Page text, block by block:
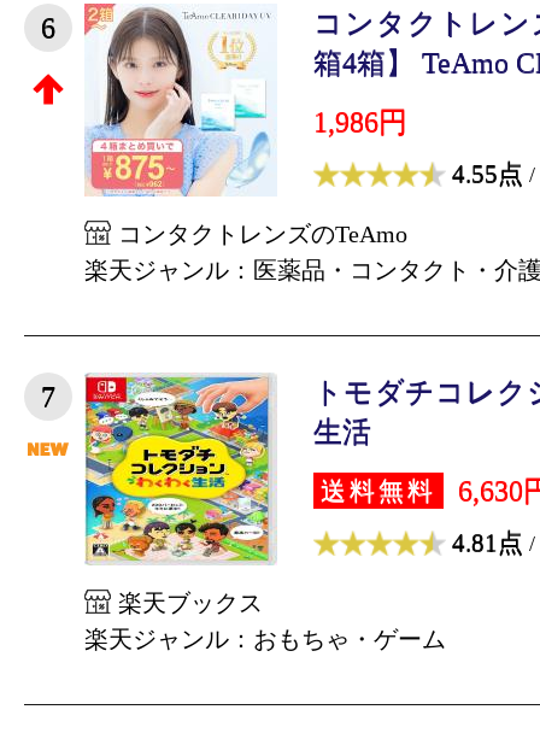
6
コンタクトレ
箱4箱】 TeAmo
1,986円
4.55点 /
コンタクトレンズのTeAmo
楽天ジャンル：医薬品・コンタクト・介
7
トモダチコレ
生活
送料無料 6,630
4.81点 /
楽天ブックス
楽天ジャンル：おもちゃ・ゲーム